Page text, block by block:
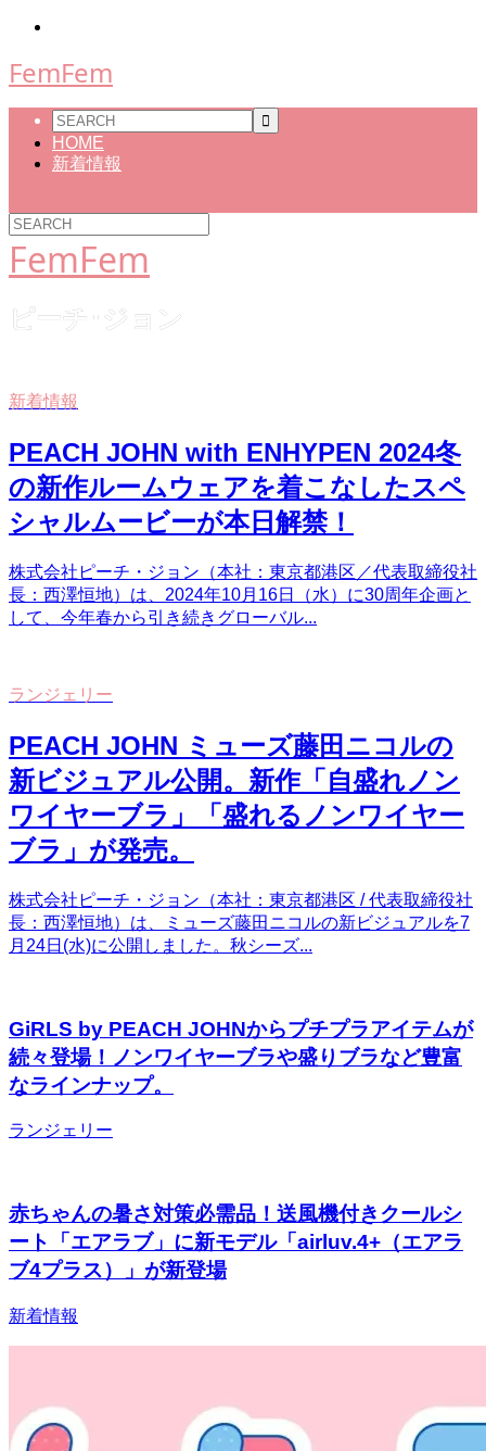
FemFem
HOME
新着情報
FemFem
ピーチ･ジョン
新着情報
PEACH JOHN with ENHYPEN 2024冬
の新作ルームウェアを着こなしたスペ
シャルムービーが本日解禁！
株式会社ピーチ・ジョン（本社：東京都港区／代表取締役社
長：西澤恒地）は、2024年10月16日（水）に30周年企画と
して、今年春から引き続きグローバル...
ランジェリー
PEACH JOHN ミューズ藤田ニコルの
新ビジュアル公開。新作「自盛れノン
ワイヤーブラ」「盛れるノンワイヤー
ブラ」が発売。
株式会社ピーチ・ジョン（本社：東京都港区 / 代表取締役社
長：西澤恒地）は、ミューズ藤田ニコルの新ビジュアルを7
月24日(水)に公開しました。秋シーズ...
GiRLS by PEACH JOHNからプチプラアイテムが
続々登場！ノンワイヤーブラや盛りブラなど豊富
なラインナップ。
ランジェリー
赤ちゃんの暑さ対策必需品！送風機付きクールシ
ート「エアラブ」に新モデル「airluv.4+（エアラ
ブ4プラス）」が新登場
新着情報